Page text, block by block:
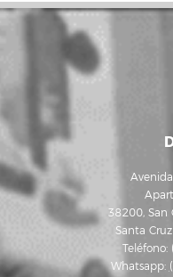
38200, San
Santa
Whatsapp: